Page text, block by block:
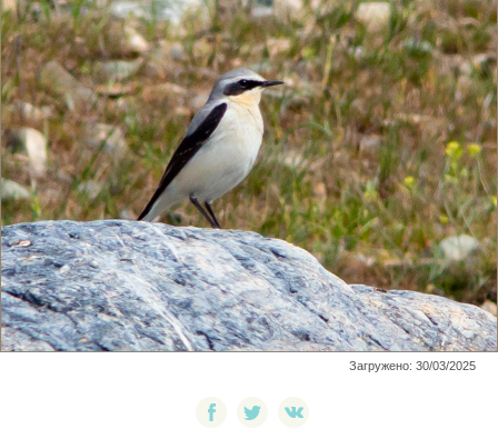
Загружено: 30/03/2025